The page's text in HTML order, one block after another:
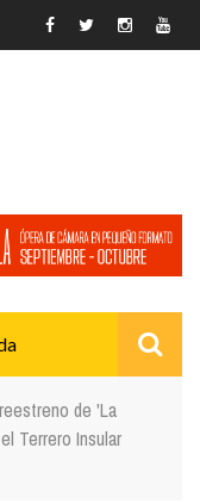
de 'La
Terrero Insular